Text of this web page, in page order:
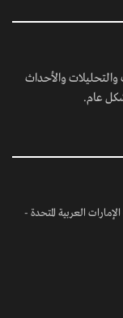
والأحداث
عام.
العربية المتحدة -